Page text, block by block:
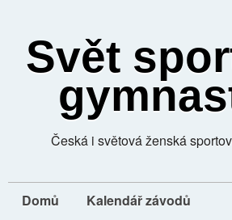
Svět
Česká i světová ženská
Domů
Kalendář závodů